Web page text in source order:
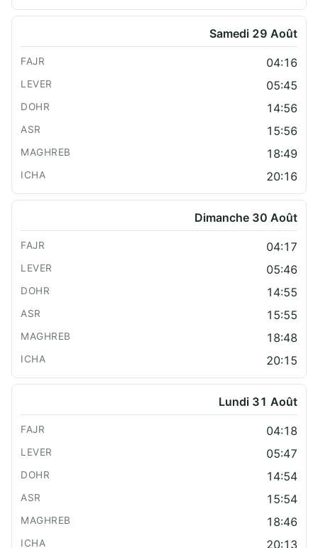
Samedi 29 Août
04:16
05:45
14:56
15:56
18:49
20:16
Dimanche 30 Août
04:17
05:46
14:55
15:55
18:48
20:15
Lundi 31 Août
04:18
05:47
14:54
15:54
18:46
20:13